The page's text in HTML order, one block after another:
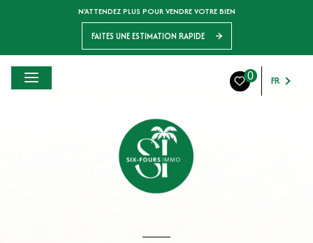
N'ATTENDEZ PLUS POUR VENDRE VOTRE BIEN
FAITES UNE ESTIMATION RAPIDE
0 FR